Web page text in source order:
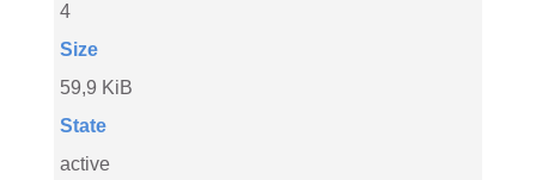
4
Size
59,9 KiB
State
active